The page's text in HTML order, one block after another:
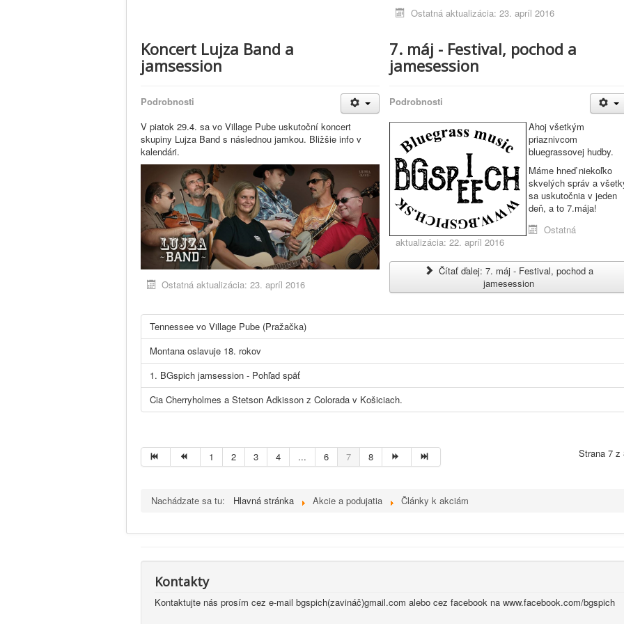
Ostatná aktualizácia: 23. apríl 2016
Koncert Lujza Band a
jamsession
Podrobnosti
V piatok 29.4. sa vo Village Pube uskutoční koncert
skupiny Lujza Band s následnou jamkou. Bližšie info v
kalendári.
Ostatná aktualizácia: 23. apríl 2016
7. máj - Festival, pochod a
jamesession
Podrobnosti
Ahoj všetkým
priaznivcom
bluegrassovej hudby.
Máme hneď niekoľko
skvelých správ a
sa uskutočnia v jeden
deň, a to 7.mája!
Ostatná
aktualizácia: 22. apríl 2016
Čítať ďalej: 7. máj - Festival, pochod a
jamesession
Tennessee vo Village Pube (Pražačka)
Montana oslavuje 18. rokov
1. BGspich jamsession - Pohľad späť
Cia Cherryholmes a Stetson Adkisson z Colorada v Košiciach.
Strana 7 z
1 2 3 4 ... 6 7 8
Nachádzate sa tu: Hlavná stránka Akcie a podujatia Články k akciám
Kontakty
Kontaktujte nás prosím cez e-mail bgspich(zavináč)gmail.com alebo cez facebook na www.facebook.com/bgspich